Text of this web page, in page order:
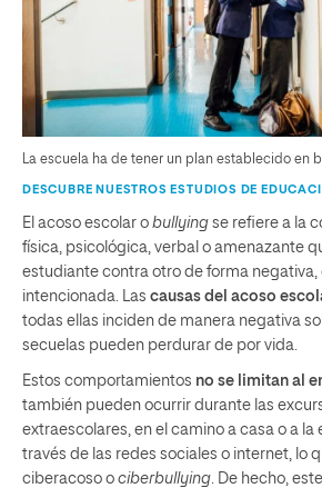
La escuela ha de tener un plan establecido en
DESCUBRE NUESTROS ESTUDIOS DE
El acoso escolar o bullying se refiere a la
física, psicológica, verbal o amenazante
estudiante contra otro de forma negativa,
intencionada. Las causas del acoso
todas ellas inciden de manera negativa
secuelas pueden perdurar de por vida.
Estos comportamientos no se limitan al
también pueden ocurrir durante las
extraescolares, en el camino a casa o a la
través de las redes sociales o internet, lo
ciberacoso o ciberbullying . De hecho,